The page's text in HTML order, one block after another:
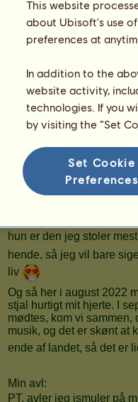
This website
about Ubisoft's use
preferences at
In addition to the
website activity,
technologies. If you
by visiting the “Set
Set Cookie
Preferences